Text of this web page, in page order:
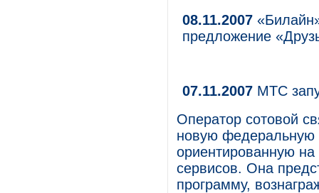
08.11.2007
предложение
07.11.2007 МТС
Оператор сотовой
новую федеральную
ориентированную
сервисов. Она
программу,